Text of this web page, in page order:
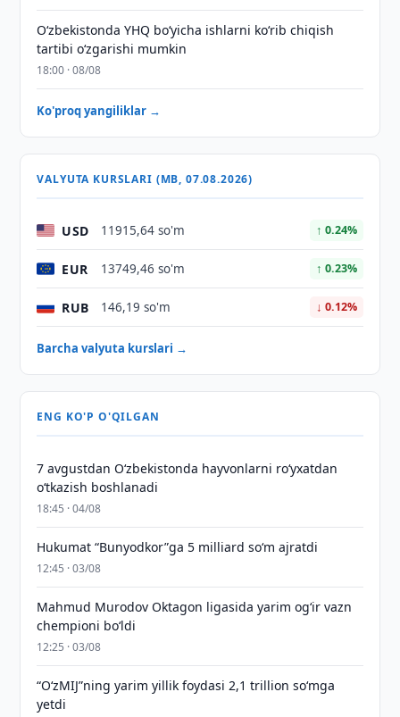
O‘zbekistonda YHQ bo‘yicha ishlarni ko‘rib chiqish
tartibi o‘zgarishi mumkin
18:00 · 08/08
Ko'proq yangiliklar →
VALYUTA KURSLARI (MB, 07.08.2026)
USD 11915,64 so'm ↑ 0.24%
EUR 13749,46 so'm ↑ 0.23%
RUB 146,19 so'm ↓ 0.12%
Barcha valyuta kurslari →
ENG KO'P O'QILGAN
7 avgustdan O‘zbekistonda hayvonlarni ro‘yxatdan
o‘tkazish boshlanadi
18:45 · 04/08
Hukumat “Bunyodkor”ga 5 milliard so‘m ajratdi
12:45 · 03/08
Mahmud Murodov Oktagon ligasida yarim og‘ir vazn
chempioni bo‘ldi
12:25 · 03/08
“O‘zMIJ”ning yarim yillik foydasi 2,1 trillion so‘mga
yetdi